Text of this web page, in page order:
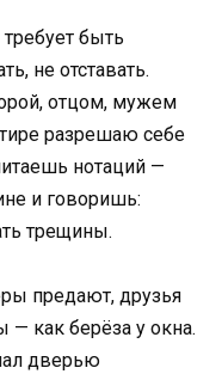
быть
не отставать.
отцом, мужем
разрешаю себе
нотаций —
и говоришь:
трещины.
предают, друзья
— как берёза у окна.
дверью